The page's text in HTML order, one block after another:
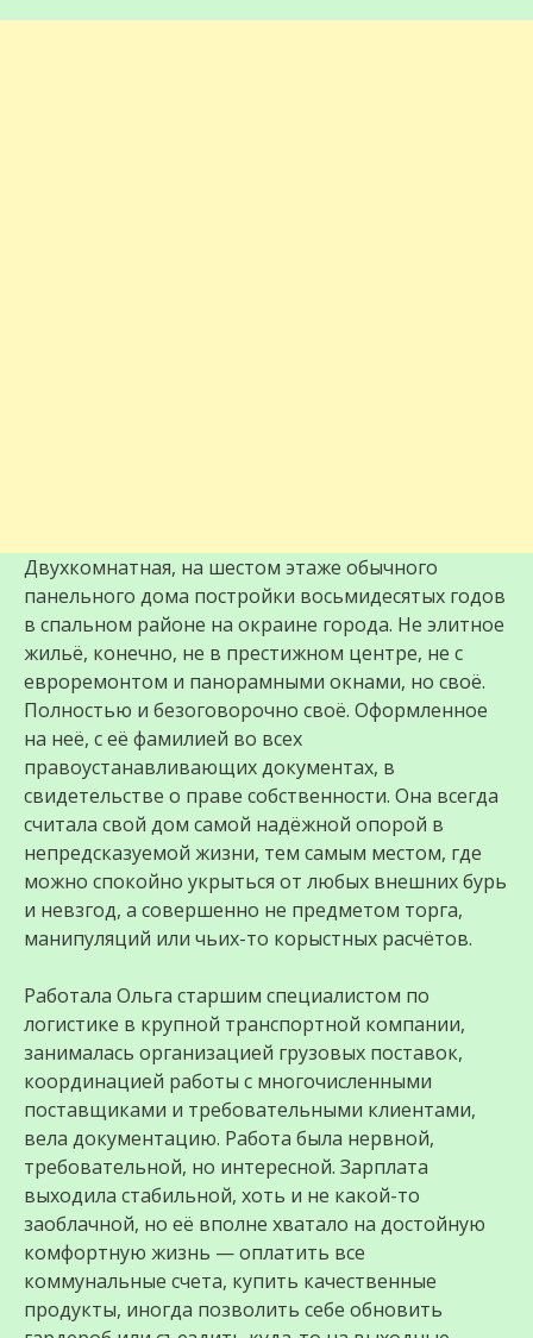
Двухкомнатная, на шестом этаже обычного
панельного дома постройки восьмидесятых годов
в спальном районе на окраине города. Не элитное
жильё, конечно, не в престижном центре, не с
евроремонтом и панорамными окнами, но своё.
Полностью и безоговорочно своё. Оформленное
на неё, с её фамилией во всех
правоустанавливающих документах, в
свидетельстве о праве собственности. Она всегда
считала свой дом самой надёжной опорой в
непредсказуемой жизни, тем самым местом, где
можно спокойно укрыться от любых внешних бурь
и невзгод, а совершенно не предметом торга,
манипуляций или чьих-то корыстных расчётов.
Работала Ольга старшим специалистом по
логистике в крупной транспортной компании,
занималась организацией грузовых поставок,
координацией работы с многочисленными
поставщиками и требовательными клиентами,
вела документацию. Работа была нервной,
требовательной, но интересной. Зарплата
выходила стабильной, хоть и не какой-то
заоблачной, но её вполне хватало на достойную
комфортную жизнь — оплатить все
коммунальные счета, купить качественные
продукты, иногда позволить себе обновить